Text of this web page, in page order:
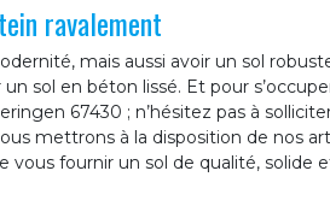
ravalement
mais aussi avoir un sol
sol en béton lissé. Et pour
67430 ; n’hésitez pas à
mettrons à la disposition de nos
vous fournir un sol de qualité, solide